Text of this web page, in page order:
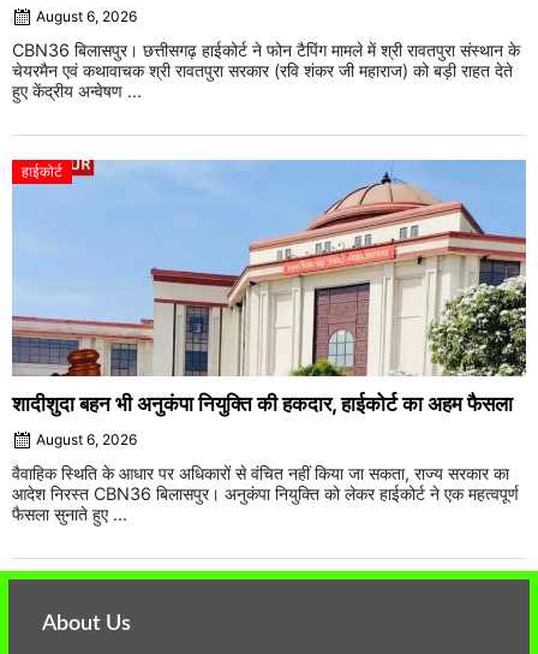
August 6, 2026
CBN36 बिलासपुर। छत्तीसगढ़ हाईकोर्ट ने फोन टैपिंग मामले में श्री रावतपुरा संस्थान के
चेयरमैन एवं कथावाचक श्री रावतपुरा सरकार (रवि शंकर जी महाराज) को बड़ी राहत देते
हुए केंद्रीय अन्वेषण ...
हाईकोर्ट
शादीशुदा बहन भी अनुकंपा नियुक्ति की हकदार, हाईकोर्ट का अहम फैसला
August 6, 2026
वैवाहिक स्थिति के आधार पर अधिकारों से वंचित नहीं किया जा सकता, राज्य सरकार का
आदेश निरस्त CBN36 बिलासपुर। अनुकंपा नियुक्ति को लेकर हाईकोर्ट ने एक महत्वपूर्ण
फैसला सुनाते हुए ...
About Us